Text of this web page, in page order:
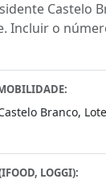
Castelo
Incluir o
Branco,
LOGGI):